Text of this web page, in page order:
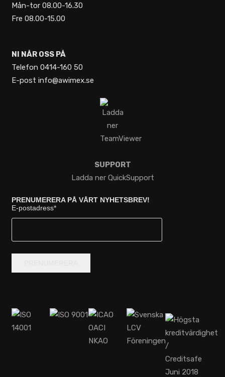
Mån-tor 08.00-16.30
Fre 08.00-15.00
NI NÅR OSS PÅ
Telefon 0414-160 50
E-post info@awimex.se
SUPPORT
Ladda ner QuickSupport
PRENUMERERA PÅ VÅRT NYHETSBREV!
E-postadress*